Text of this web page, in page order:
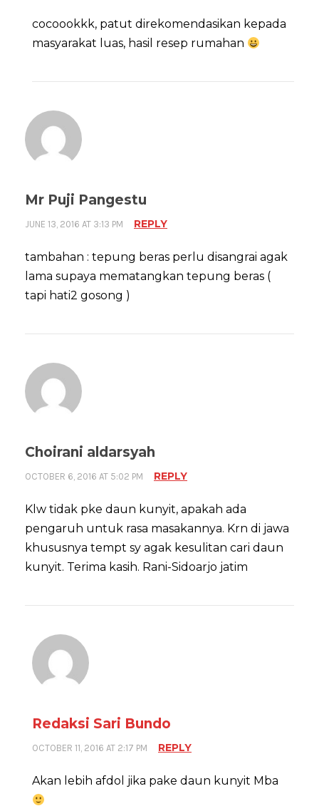
cocoookkk, patut direkomendasikan kepada
masyarakat luas, hasil resep rumahan
Mr Puji Pangestu
JUNE 13, 2016 AT 3:13 PM REPLY
tambahan : tepung beras perlu disangrai agak
lama supaya mematangkan tepung beras (
tapi hati2 gosong )
Choirani aldarsyah
OCTOBER 6, 2016 AT 5:02 PM REPLY
Klw tidak pke daun kunyit, apakah ada
pengaruh untuk rasa masakannya. Krn di jawa
khususnya tempt sy agak kesulitan cari daun
kunyit. Terima kasih. Rani-Sidoarjo jatim
Redaksi Sari Bundo
OCTOBER 11, 2016 AT 2:17 PM REPLY
Akan lebih afdol jika pake daun kunyit Mba